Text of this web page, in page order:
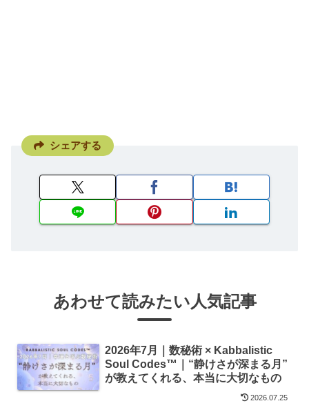
シェアする
あわせて読みたい人気記事
2026年7月｜数秘術 × Kabbalistic
Soul Codes™｜“静けさが深まる月”
が教えてくれる、本当に大切なもの
2026.07.25